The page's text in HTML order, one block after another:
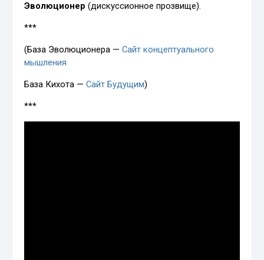
Эволюционер (дискуссионное прозвище).
***
(База Эволюционера —Сайт концептуального
мышления
База Кихота —Сайт Будущим)
***